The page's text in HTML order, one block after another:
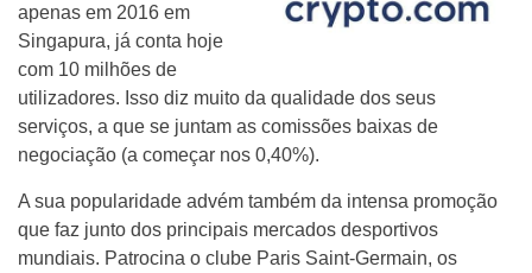
apenas em 2016 em
Singapura, já conta hoje
com 10 milhões de
utilizadores. Isso diz muito da qualidade dos seus
serviços, a que se juntam as comissões baixas de
negociação (a começar nos 0,40%).
A sua popularidade advém também da intensa promoção
que faz junto dos principais mercados desportivos
mundiais. Patrocina o clube Paris Saint-Germain, os